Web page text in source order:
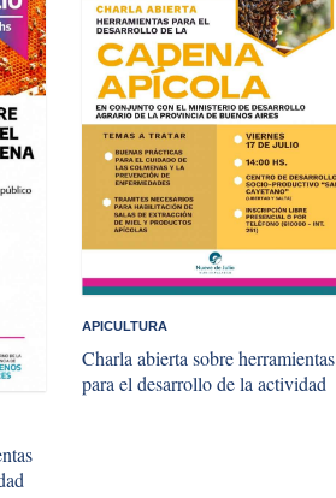
APICULTURA
Charla abierta sobre herramientas
para el desarrollo de la actividad